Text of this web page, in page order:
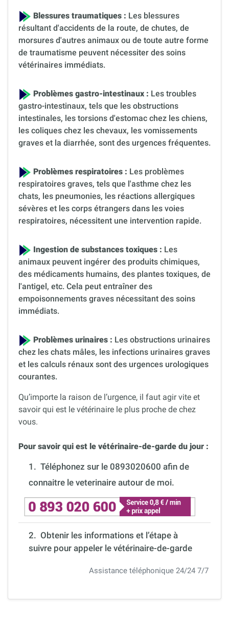
Blessures traumatiques : Les blessures
résultant d'accidents de la route, de chutes, de
morsures d'autres animaux ou de toute autre forme
de traumatisme peuvent nécessiter des soins
vétérinaires immédiats.
Problèmes gastro-intestinaux : Les troubles
gastro-intestinaux, tels que les obstructions
intestinales, les torsions d'estomac chez les chiens,
les coliques chez les chevaux, les vomissements
graves et la diarrhée, sont des urgences fréquentes.
Problèmes respiratoires : Les problèmes
respiratoires graves, tels que l'asthme chez les
chats, les pneumonies, les réactions allergiques
sévères et les corps étrangers dans les voies
respiratoires, nécessitent une intervention rapide.
Ingestion de substances toxiques : Les
animaux peuvent ingérer des produits chimiques,
des médicaments humains, des plantes toxiques, de
l'antigel, etc. Cela peut entraîner des
empoisonnements graves nécessitant des soins
immédiats.
Problèmes urinaires : Les obstructions urinaires
chez les chats mâles, les infections urinaires graves
et les calculs rénaux sont des urgences urologiques
courantes.
Qu’importe la raison de l’urgence, il faut agir vite et
savoir qui est le vétérinaire le plus proche de chez
vous.
Pour savoir qui est le vétérinaire-de-garde du jour :
1. Téléphonez sur le 0893020600 afin de
connaitre le veterinaire autour de moi.
2. Obtenir les informations et l’étape à
suivre pour appeler le vétérinaire-de-garde
Assistance téléphonique 24/24 7/7